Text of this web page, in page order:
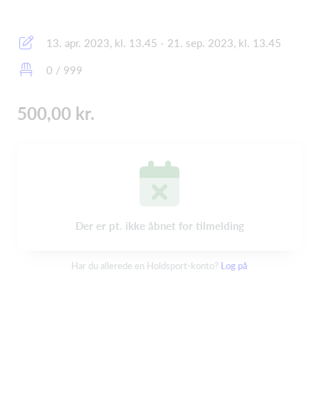
13. apr. 2023, kl. 13.45 - 21. sep. 2023, kl. 13.45
0 / 999
500,00 kr.
Der er pt. ikke åbnet for tilmelding
Har du allerede en Holdsport-konto? Log på